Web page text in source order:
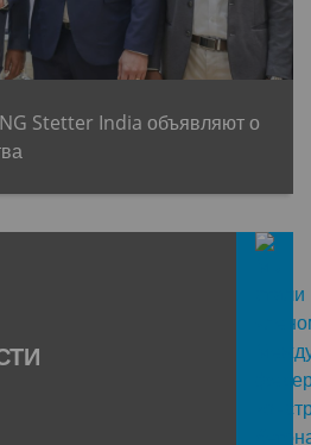
Stetter India объявляют о